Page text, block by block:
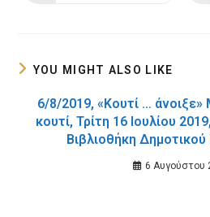
YOU MIGHT ALSO LIKE
6/8/2019, «Κουτί …
κουτί, Τρίτη 16 Ιουλίου
Βιβλιοθήκη
6 Αυγούστου